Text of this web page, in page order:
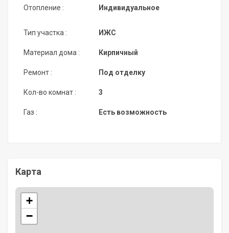
Отопление : Индивидуальное
Тип участка :
Материал дома :
Ремонт :
Кол-во комнат :
Газ :
ИЖС
Кирпичный
Под отделку
3
Есть возможность
Карта
+
−